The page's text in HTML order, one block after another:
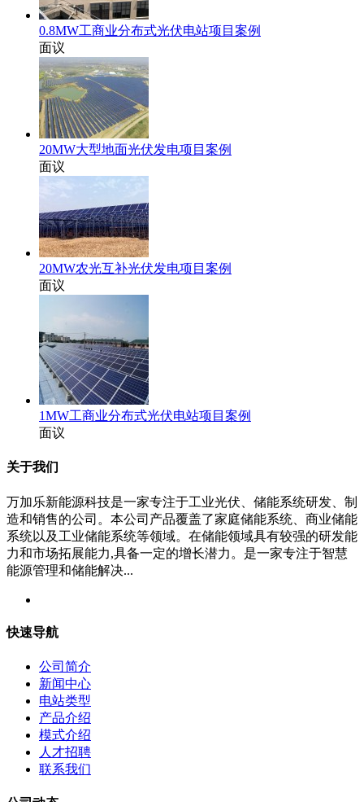
0.8MW工商业分布式光伏电站项目案例
面议
20MW大型地面光伏发电项目案例
面议
20MW农光互补光伏发电项目案例
面议
1MW工商业分布式光伏电站项目案例
面议
关于我们
万加乐新能源科技是一家专注于工业光伏、储能系统研发、制
造和销售的公司。本公司产品覆盖了家庭储能系统、商业储能
系统以及工业储能系统等领域。在储能领域具有较强的研发能
力和市场拓展能力,具备一定的增长潜力。是一家专注于智慧
能源管理和储能解决...
快速导航
公司简介
新闻中心
电站类型
产品介绍
模式介绍
人才招聘
联系我们